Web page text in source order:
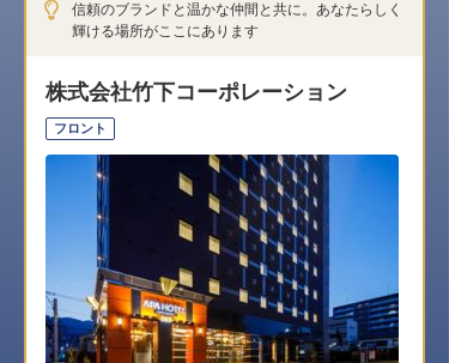
信頼のブランドと温かな仲間と共に。あなたらしく
輝ける場所がここにあります
株式会社竹下コーポレーション
フロント